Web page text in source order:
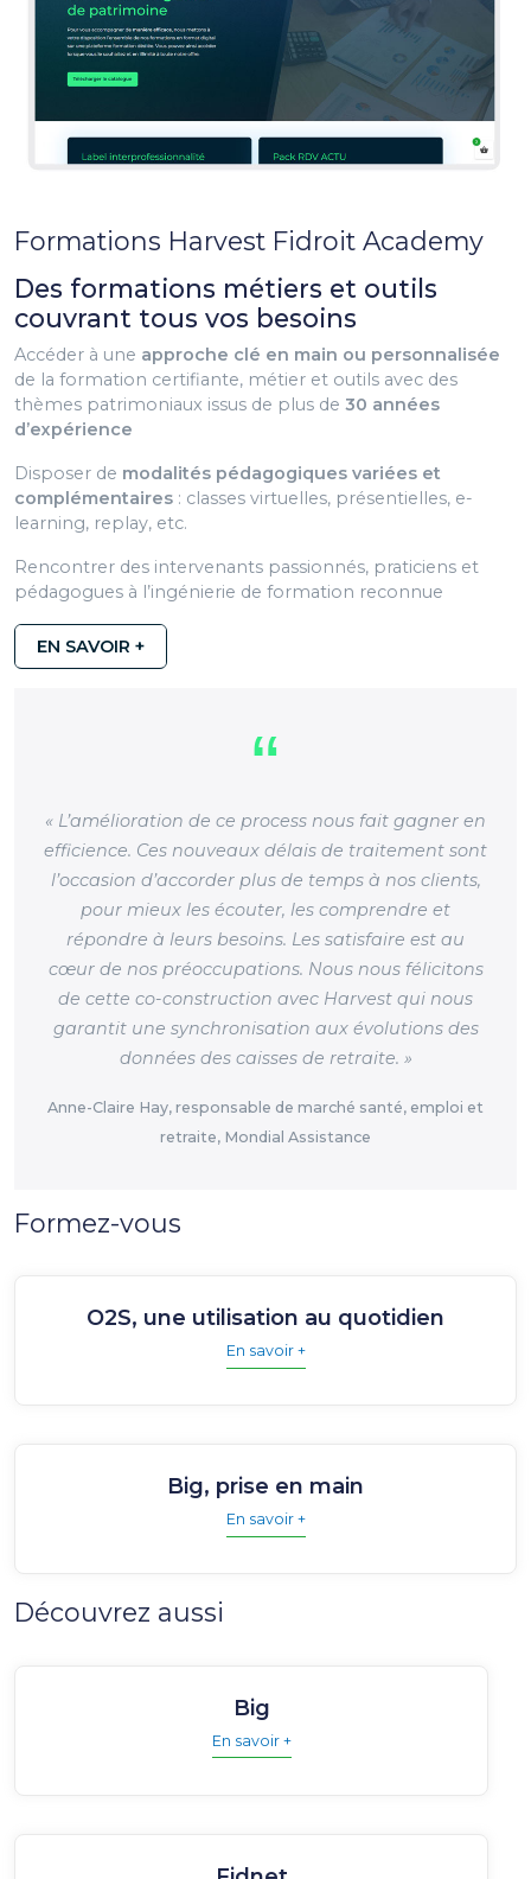
Formations Harvest Fidroit Academy
Des formations métiers et outils
couvrant tous vos besoins
Accéder à une approche clé en main ou personnalisée
de la formation certifiante, métier et outils avec des
thèmes patrimoniaux issus de plus de 30 années
d’expérience
Disposer de modalités pédagogiques variées et
complémentaires : classes virtuelles, présentielles, e-
learning, replay, etc.
Rencontrer des intervenants passionnés, praticiens et
pédagogues à l’ingénierie de formation reconnue
EN SAVOIR +
« L’amélioration de ce process nous fait gagner en
efficience. Ces nouveaux délais de traitement sont
l’occasion d’accorder plus de temps à nos clients,
pour mieux les écouter, les comprendre et
répondre à leurs besoins. Les satisfaire est au
cœur de nos préoccupations. Nous nous félicitons
de cette co-construction avec Harvest qui nous
garantit une synchronisation aux évolutions des
données des caisses de retraite. »
Anne-Claire Hay, responsable de marché santé, emploi et
retraite, Mondial Assistance
Formez-vous
O2S, une utilisation au quotidien
En savoir +
Big, prise en main
En savoir +
Découvrez aussi
Big
En savoir +